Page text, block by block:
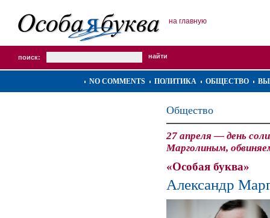
на главную
поиск:
NO COMMENTS ПОЛИТИКА ОБЩЕСТВО
Общество
27 апреля — день
Марголиным,
«Особая буква»
Александр